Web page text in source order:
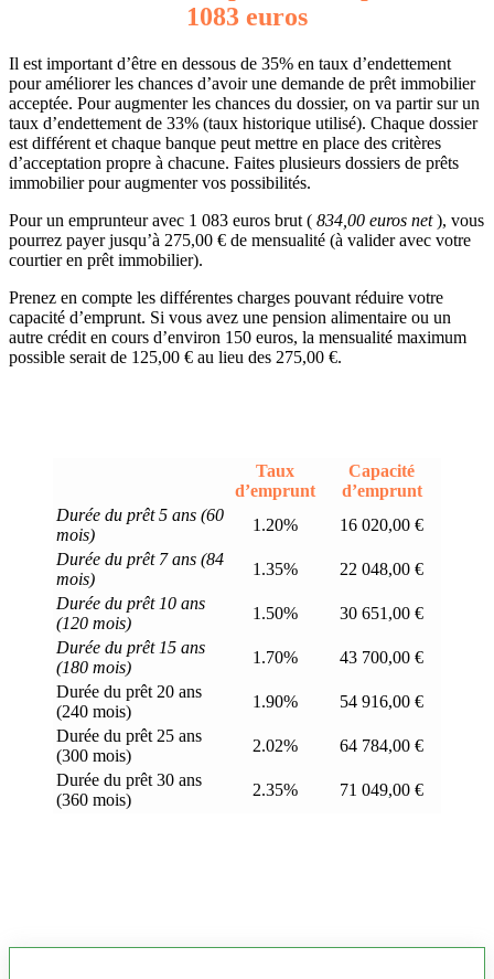
1083 euros
Il est important d’être en dessous de 35% en taux d’endettement
pour améliorer les chances d’avoir une demande de prêt immobilier
acceptée. Pour augmenter les chances du dossier, on va partir sur un
taux d’endettement de 33% (taux historique utilisé). Chaque dossier
est différent et chaque banque peut mettre en place des critères
d’acceptation propre à chacune. Faites plusieurs dossiers de prêts
immobilier pour augmenter vos possibilités.
Pour un emprunteur avec 1 083 euros brut ( 834,00 euros net), vous
pourrez payer jusqu’à 275,00 € de mensualité (à valider avec votre
courtier en prêt immobilier).
Prenez en compte les différentes charges pouvant réduire votre
capacité d’emprunt. Si vous avez une pension alimentaire ou un
autre crédit en cours d’environ 150 euros, la mensualité maximum
possible serait de 125,00 € au lieu des 275,00 €.
Taux
d’emprunt
Capacité
d’emprunt
Durée du prêt 5 ans (60
mois)
1.20%
16 020,00 €
Durée du prêt 7 ans (84
mois)
1.35%
22 048,00 €
Durée du prêt 10 ans
(120 mois)
1.50%
30 651,00 €
Durée du prêt 15 ans
(180 mois)
1.70%
43 700,00 €
Durée du prêt 20 ans
(240 mois)
1.90%
54 916,00 €
Durée du prêt 25 ans
(300 mois)
2.02%
64 784,00 €
Durée du prêt 30 ans
(360 mois)
2.35% 71 049,00 €